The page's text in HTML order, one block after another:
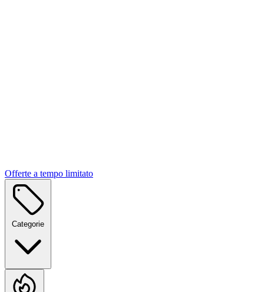
Offerte a tempo limitato
Categorie